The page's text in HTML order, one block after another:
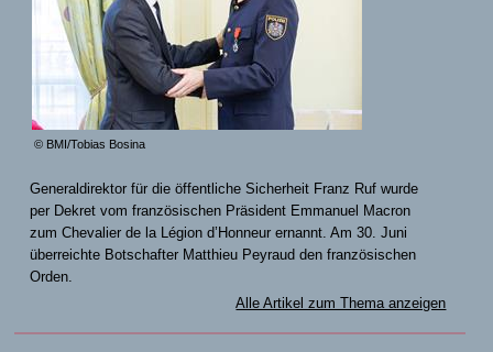
© BMI/Tobias Bosina
Generaldirektor für die öffentliche Sicherheit Franz Ruf wurde
per Dekret vom französischen Präsident Emmanuel Macron
zum Chevalier de la Légion d’Honneur ernannt. Am 30. Juni
überreichte Botschafter Matthieu Peyraud den französischen
Orden.
Alle Artikel zum Thema anzeigen